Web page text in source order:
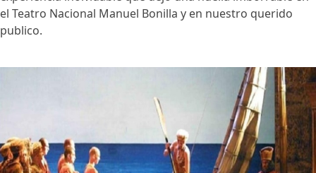
el Teatro Nacional Manuel Bonilla y en nuestro querido
publico.